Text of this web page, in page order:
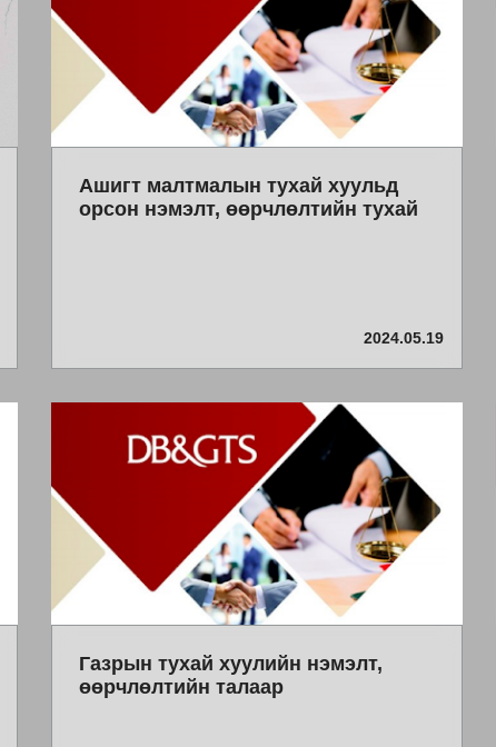
Ашигт малтмалын тухай хуульд
орсон нэмэлт, өөрчлөлтийн тухай
2024.05.19
Газрын тухай хуулийн нэмэлт,
өөрчлөлтийн талаар